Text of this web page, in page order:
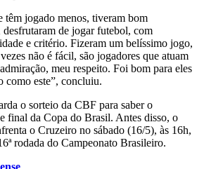
têm jogado menos, tiveram bom
de jogar futebol, com
e critério. Fizeram um belíssimo jogo,
não é fácil, são jogadores que atuam
meu respeito. Foi bom para eles
como este”, concluiu.
o sorteio da CBF para saber o
final da Copa do Brasil. Antes disso, o
o Cruzeiro no sábado (16/5), às 16h,
rodada do Campeonato Brasileiro.